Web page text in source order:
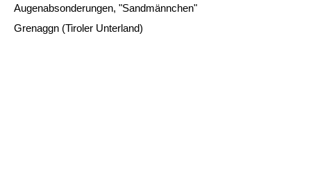
Augenabsonderungen, "Sandmännchen"
Grenaggn (Tiroler Unterland)